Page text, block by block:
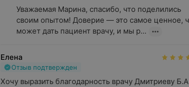
Уважаемая Марина, спасибо, что поделились
своим опытом! Доверие — это самое ценное,
может дать пациент врачу, и мы р...
Елена
Отзыв подтвержден
Хочу выразить благодарность врачу Дмитриеву Б.А